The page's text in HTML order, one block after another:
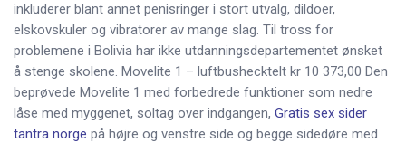
inkluderer blant annet penisringer i stort utvalg, dildoer,
elskovskuler og vibratorer av mange slag. Til tross for
problemene i Bolivia har ikke utdanningsdepartementet ønsket
å stenge skolene. Movelite 1 – luftbushecktelt kr 10 373,00 Den
beprøvede Movelite 1 med forbedrede funktioner som nedre
låse med myggenet, soltag over indgangen, Gratis sex sider
tantra norge på højre og venstre side og begge sidedøre med